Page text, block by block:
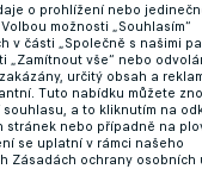
míří za novou
o prohlížení nebo
možnosti „Souhlasím“
v části „Společně s našimi
„Zamítnout vše“ nebo
určitý obsah a
Tuto nabídku můžete
a to kliknutím na
stránek nebo případně na
se uplatní v rámci našeho
Zásadách ochrany osobních